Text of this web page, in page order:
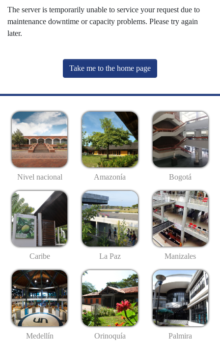
The server is temporarily unable to service your request due to
maintenance downtime or capacity problems. Please try again
later.
Take me to the home page
Nivel nacional Amazonía Bogotá
Caribe La Paz Manizales
Medellín Orinoquía Palmira